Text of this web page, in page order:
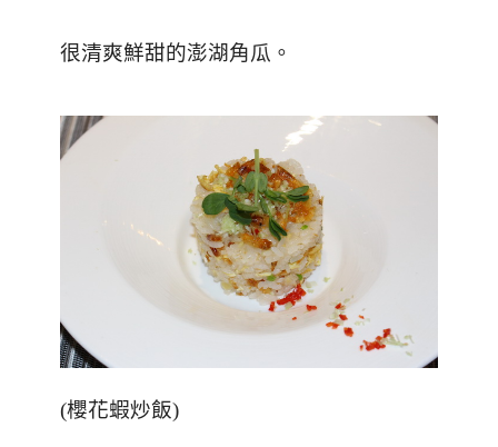
很清爽鮮甜的澎湖角瓜。
(櫻花蝦炒飯)